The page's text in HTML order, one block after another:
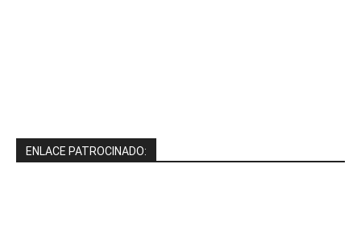
ENLACE PATROCINADO: